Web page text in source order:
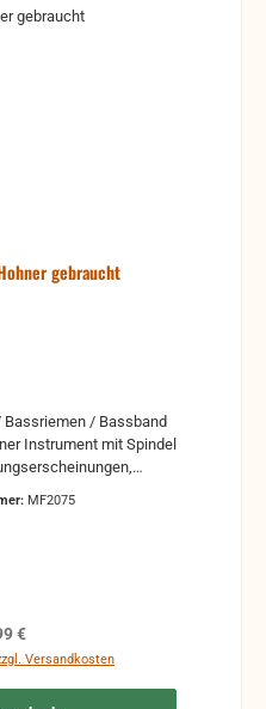
gebraucht
/ Bassband
mit Spindel
können vorhanden
MF2075
Preis:
€
Versandkosten